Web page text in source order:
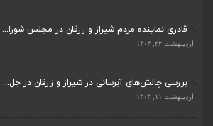
قادری نماینده مردم شیراز و زرقان در مجلس شورا...
اردیبهشت ۲۲, ۱۴۰۴
بررسی چالش‌های آبرسانی در شیراز و زرقان در جل...
اردیبهشت ۱۱, ۱۴۰۴